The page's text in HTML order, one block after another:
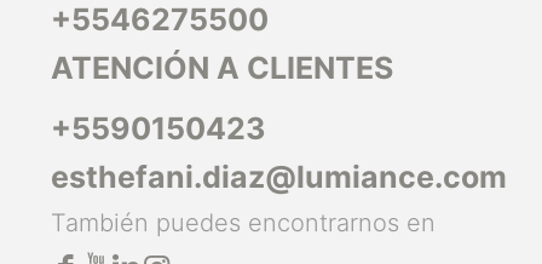
+5546275500
ATENCIÓN A CLIENTES
+5590150423
esthefani.diaz@lumiance.com
También puedes encontrarnos en